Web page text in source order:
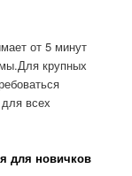
от 5 минут
крупных
всех
для новичков